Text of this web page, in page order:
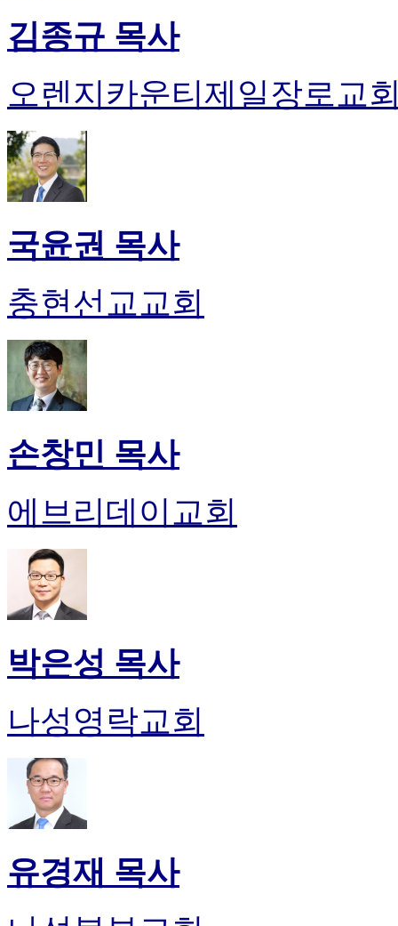
김종규 목사
오렌지카운티제일장로교
국윤권 목사
충현선교교회
손창민 목사
에브리데이교회
박은성 목사
나성영락교회
유경재 목사